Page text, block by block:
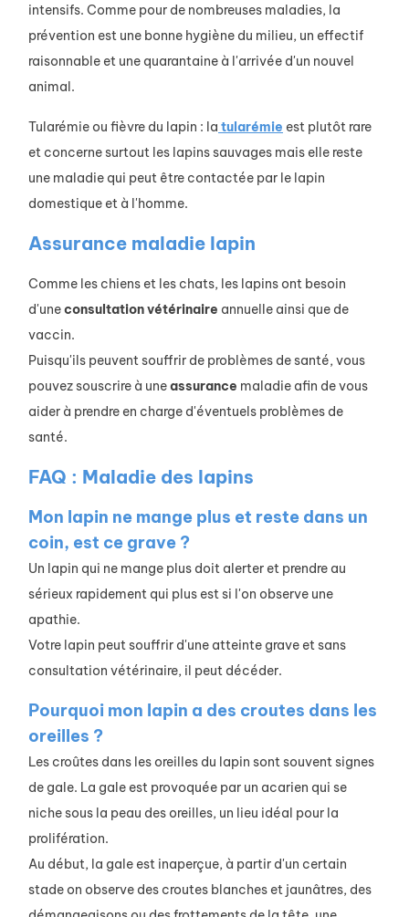
intensifs. Comme pour de nombreuses maladies, la
prévention est une bonne hygiène du milieu, un effectif
raisonnable et une quarantaine à l'arrivée d'un nouvel
animal.
Tularémie ou fièvre du lapin : la tularémie est plutôt rare
et concerne surtout les lapins sauvages mais elle reste
une maladie qui peut être contactée par le lapin
domestique et à l'homme.
Assurance maladie lapin
Comme les chiens et les chats, les lapins ont besoin
d'uneconsultationvétérinaire annuelle ainsi que de
vaccin.
Puisqu'ils peuvent souffrir de problèmes de santé, vous
pouvez souscrire à uneassurance maladie afin de vous
aider à prendre en charge d'éventuels problèmes de
santé.
FAQ : Maladie des lapins
Mon lapin ne mange plus et reste dans un
coin, est ce grave ?
Un lapin qui ne mange plus doit alerter et prendre au
sérieux rapidement qui plus est si l'on observe une
apathie.
Votre lapin peut souffrir d'une atteinte grave et sans
consultation vétérinaire, il peut décéder.
Pourquoi mon lapin a des croutes dans les
oreilles ?
Les croûtes dans les oreilles du lapin sont souvent signes
de gale. La gale est provoquée par un acarien qui se
niche sous la peau des oreilles, un lieu idéal pour la
prolifération.
Au début, la gale est inaperçue, à partir d'un certain
stade on observe des croutes blanches et jaunâtres, des